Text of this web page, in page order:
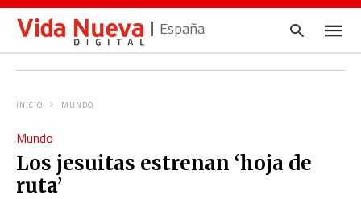
España
INICIO MUNDO
Mundo
Los jesuitas estrenan ‘hoja de
ruta’